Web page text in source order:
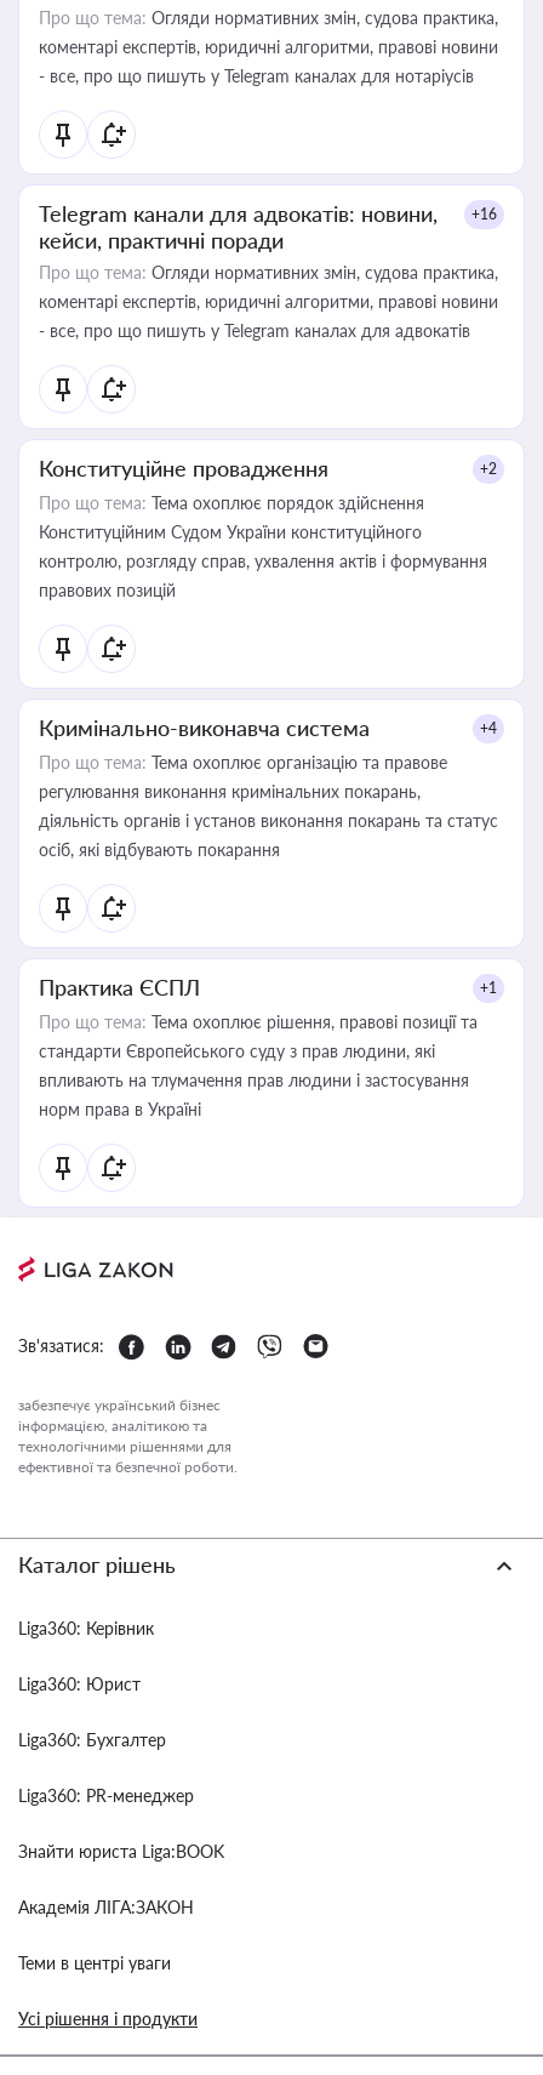
Про що тема: Огляди нормативних змін, судова практика,
коментарі експертів, юридичні алгоритми, правові новини
- все, про що пишуть у Telegram каналах для нотаріусів
Telegram канали для адвокатів: новини,
кейси, практичні поради
+16
Про що тема: Огляди нормативних змін, судова практика,
коментарі експертів, юридичні алгоритми, правові новини
- все, про що пишуть у Telegram каналах для адвокатів
Конституційне провадження +2
Про що тема: Тема охоплює порядок здійснення
Конституційним Судом України конституційного
контролю, розгляду справ, ухвалення актів і формування
правових позицій
Кримінально-виконавча система +4
Про що тема: Тема охоплює організацію та правове
регулювання виконання кримінальних покарань,
діяльність органів і установ виконання покарань та статус
осіб, які відбувають покарання
Практика ЄСПЛ +1
Про що тема: Тема охоплює рішення, правові позиції та
стандарти Європейського суду з прав людини, які
впливають на тлумачення прав людини і застосування
норм права в Україні
Зв'язатися:
забезпечує український бізнес
інформацією, аналітикою та
технологічними рішеннями для
ефективної та безпечної роботи.
Каталог рішень
Liga360: Керівник
Liga360: Юрист
Liga360: Бухгалтер
Liga360: PR-менеджер
Знайти юриста Liga:BOOK
Академія ЛІГА:ЗАКОН
Теми в центрі уваги
Усі рішення і продукти